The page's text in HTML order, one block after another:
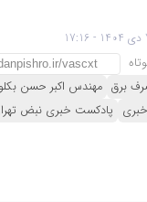
برق مهندس اکبر حسن بکلو
پادکست خبری نبض